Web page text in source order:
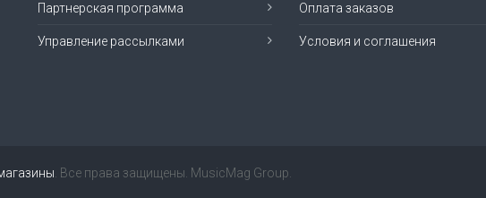
Партнерская программа
Управление рассылками
Оплата заказов
Условия и соглашения
. Все права защищены. MusicMag Group.